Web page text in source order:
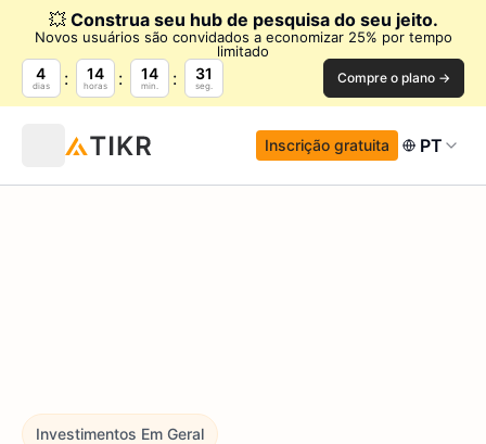
💥 Construa seu hub de pesquisa do seu jeito.
Novos usuários são convidados a economizar 25% por tempo
limitado
4
dias
14
horas
14
min.
30
seg. Compre o plano →
Inscrição gratuita PT
Investimentos Em Geral